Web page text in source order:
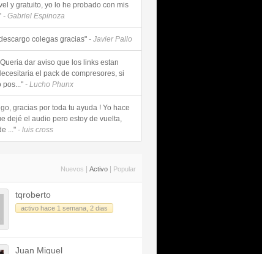
y gratuito, yo lo he probado con mis
- Gabriel Espinoza
colegas gracias" - Javier Pallo
dar aviso que los links estan
el pack de compresores, si
pos..." - Lucho Phunx
gracias por toda tu ayuda ! Yo hace
dejé el audio pero estoy de vuelta,
..." - luis cross
Nuevos Activo Popular
tqroberto
activo hace 1 semana, 2 dias
Juan Miguel